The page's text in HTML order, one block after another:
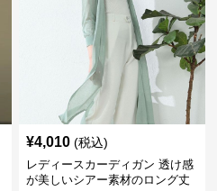
¥4,010 (税込)
レディースカーディガン 透け感
が美しいシアー素材のロング丈